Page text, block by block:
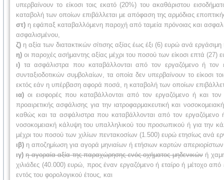
υπερβαίνουν το είκοσι τοις εκατό (20%) του ακαθάριστου
καταβολή των οποίων επιβάλλεται με απόφαση της αρμόδιας
στ) η εφάπαξ καταβαλλόμενη παροχή από ταμεία πρόνοιας και
ασφαλισμένου,
ζ) η αξία των διατακτικών σίτισης αξίας έως έξι (6) ευρώ ανά
η) οι παροχές ασήμαντης αξίας μέχρι του ποσού των είκοσι επτά (27)
ι) τα ασφάλιστρα που καταβάλλονται από τον εργαζόμενο ή τον
συνταξιοδοτικών συμβολαίων, τα οποία δεν υπερβαίνουν το είκοσι
εκτός εάν η υπέρβαση αφορά ποσά, η καταβολή των οποίων
ια) οι εισφορές που καταβάλλονται από τον εργαζόμενο ή και
προαιρετικής ασφάλισης για την ιατροφαρμακευτική και
καθώς και τα ασφάλιστρα που καταβάλλονται από τον εργαζόμενο
νοσοκομειακή κάλυψη του υπαλληλικού του προσωπικού ή για την
μέχρι του ποσού των χιλίων πεντακοσίων (1.500) ευρώ ετησίως ανά
ιβ) η αποζημίωση για αγορά μηνιαίων ή ετήσιων καρτών
ιγ) η αγοραία αξία της παραχώρησης ενός οχήματος μηδενικών ή
χιλιάδες (40.000) ευρώ, προς έναν εργαζόμενο ή εταίρο ή μέτοχο
εντός του φορολογικού έτους, και